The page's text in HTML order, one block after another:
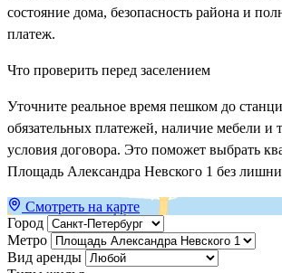
состояние дома, безопасность района и
платеж.
Что проверить перед заселением
Уточните реальное время пешком до
обязательных платежей, наличие мебели и
условия договора. Это поможет выбрать
Площадь Александра Невского 1 без
Смотреть на карте
Город
Метро
Вид аренды